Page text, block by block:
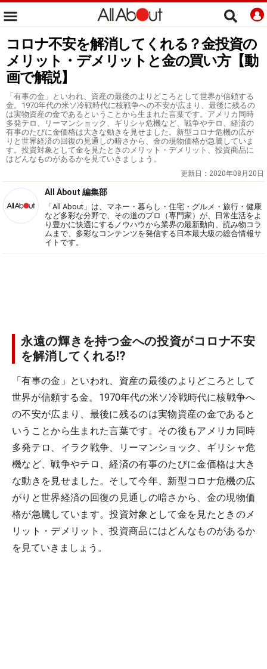
コロナ不安を解消してくれる？金投資の
メリット・デメリットと金の買い方【動
画で解説】
「有事の金」といわれ、資産の最後のよりどころとして世界が信頼する
金。1970年代の米ソ冷戦時代に核戦争への不安が広まり、最後に残るの
は実物資産の金であるということから生まれた言葉です。アメリカ同時
多発テロ、リーマンショック、ギリシャ危機など、戦争やテロ、経済の
有事のたびに金価格は大きな動きを見せました。新型コロナ危機の広が
りと世界経済の回復の見通しの暗さから、金の現物価格が急騰していま
す。投資対象として金を見たときのメリット・デメリット、投資商品に
はどんなものがあるかを見ていきましょう。
更新日： 2020年08月20日
All About 編集部
「All About」は、マネー・暮らし・住宅・グルメ・旅行・健康
など多彩な分野で、その道のプロ（専門家）が、日常生活をよ
り豊かに快適にするノウハウから業界の最新動向、読み物コラ
ムまで、多彩なコンテンツを発信する日本最大級の総合情報サ
イトです。
永遠の輝きを持つ金への投資がコロナ不安
を解消してくれる!?
「有事の金」といわれ、資産の最後のよりどころとして
世界が信頼する金。1970年代の米ソ冷戦時代に核戦争へ
の不安が広まり、最後に残るのは実物資産の金であると
いうことから生まれた言葉です。その後もアメリカ同時
多発テロ、イラク戦争、リーマンショック、ギリシャ危
機など、戦争やテロ、経済の有事のたびに金価格は大き
な動きを見せました。そして今年、新型コロナ危機の広
がりと世界経済の回復の見通しの暗さから、金の現物価
格が急騰しています。投資対象として金を見たときのメ
リット・デメリット、投資商品にはどんなものがあるか
を見ていきましょう。